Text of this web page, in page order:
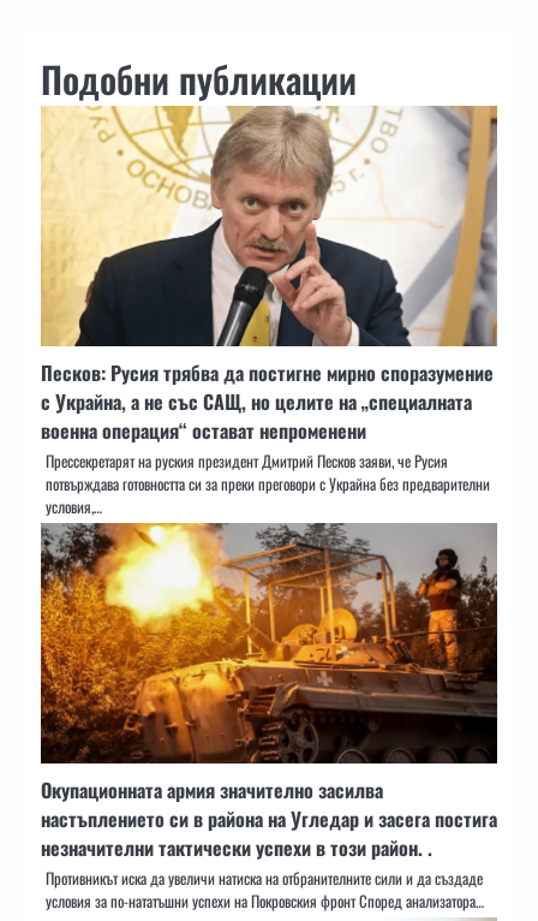
Подобни публикации
Песков: Русия трябва да постигне мирно споразумение
с Украйна, а не със САЩ, но целите на „специалната
военна операция“ остават непроменени
Прессекретарят на руския президент Дмитрий Песков заяви, че Русия
потвърждава готовността си за преки преговори с Украйна без предварителни
условия,…
Окупационната армия значително засилва
настъплението си в района на Угледар и засега постига
незначителни тактически успехи в този район. .
Противникът иска да увеличи натиска на отбранителните сили и да създаде
условия за по-нататъшни успехи на Покровския фронт Според анализатора…